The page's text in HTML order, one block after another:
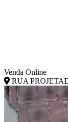
Venda Online
RUA